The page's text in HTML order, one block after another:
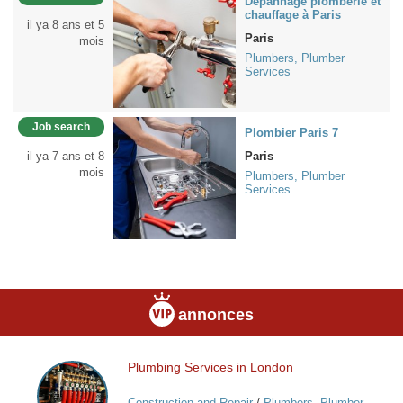
il ya 8 ans et 5
mois
chauffage à Paris
Paris
Plumbers, Plumber
Services
Job search
il ya 7 ans et 8
mois
Plombier Paris 7
Paris
Plumbers, Plumber
Services
annonces
Plumbing
Services
Plumbing Services in London